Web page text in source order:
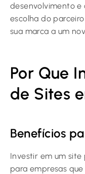
desenvolvimento e
escolha do
sua marca a um
Por Que
de Sites
Benefícios
Investir em um
para empresas